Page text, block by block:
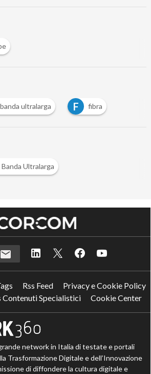
banda ultralarga F fibra
Banda Ultralarga
Rss Feed
Privacy e Cookie Policy
Specialistici
Cookie Center
network in Italia di testate e portali
Trasformazione Digitale e dell’Innovazione
di diffondere la cultura digitale e